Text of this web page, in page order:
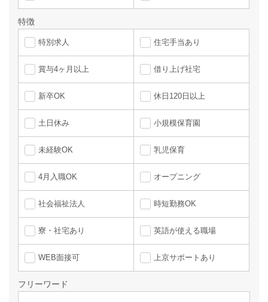
特徴
特別求人 住宅手当あり
賞与4ヶ月以上 借り上げ社宅
新卒OK 休日120日以上
土日休み 小規模保育園
未経験OK 乳児保育
4月入職OK オープニング
社会福祉法人 時短勤務OK
寮・社宅あり 英語が使える職場
WEB面接可 上京サポートあり
フリーワード